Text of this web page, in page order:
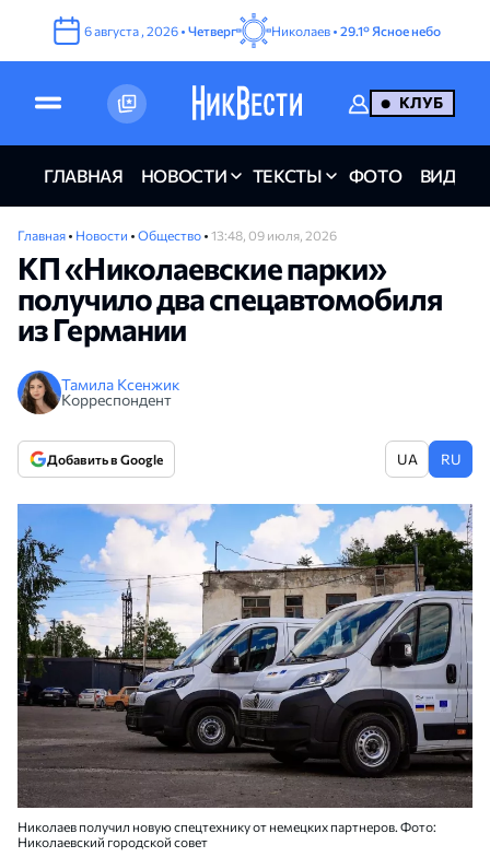
6августа , 2026 • Четверг Николаев • 29.1° Ясное небо
КЛУБ
ГЛАВНАЯ НОВОСТИ ТЕКСТЫ ФОТО ВИДЕО
Главная • Новости • Общество • 13:48, 09 июля, 2026
КП «Николаевские парки»
получило два спецавтомобиля
из Германии
Тамила Ксенжик
Корреспондент
Добавить в Google UA RU
Николаев получил новую спецтехнику от немецких партнеров. Фото:
Николаевский городской совет